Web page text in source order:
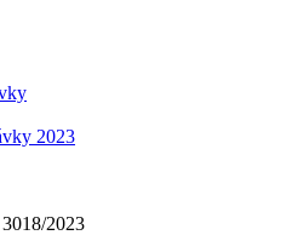
2023
2023